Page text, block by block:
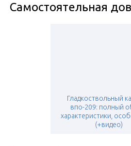
Самостоятельная
Гладкоствольный
впо-209: полный
характеристики,
(+видео)